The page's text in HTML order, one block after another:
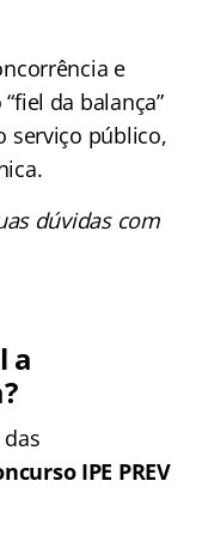
e
da balança”
serviço público,
dúvidas com
a
?
IPE PREV